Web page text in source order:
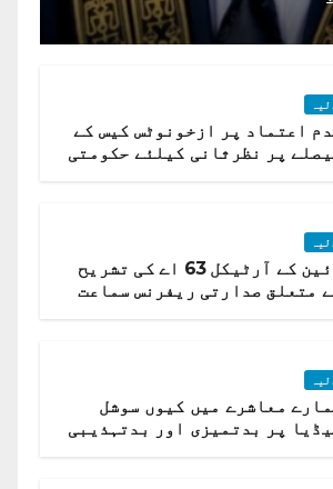
اعتماد پر ازخونوٹس کیس کے
پر نظرثانی کیلئے حکومتی
آئین کے آرٹیکل 63 اے کی تشریح
متعلق صدارتی ریفرنس سماعت
معاشرے میں کیوں سوشل
پر بدتمیزی اور بدتہذیبی